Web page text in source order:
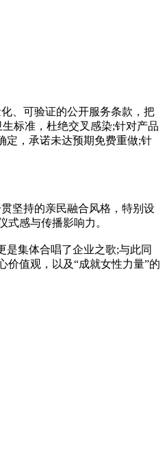
、可验证的公开服务条款，把
标准，杜绝交叉感染;针对产品
定，承诺未达预期免费重做;针
坚持的亲民融合风格，特别设
式感与传播影响力。
集体合唱了企业之歌;与此同
价值观，以及“成就女性力量”的